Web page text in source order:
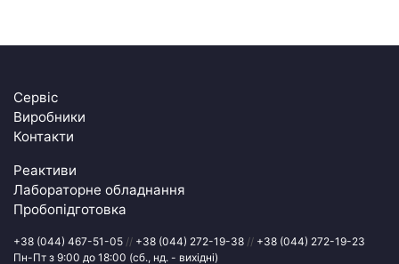
Сервіс
Виробники
Контакти
Реактиви
Лабораторне обладнання
Пробопідготовка
+38 (044) 467-51-05 // +38 (044) 272-19-38 // +38 (044) 272-19-23
Пн-Пт з 9:00 до 18:00 (сб., нд. - вихідні)